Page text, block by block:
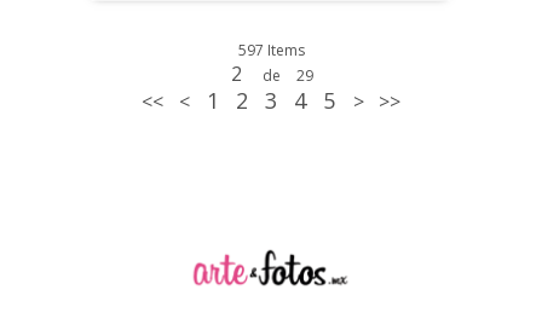
597 Items
2 de 29
<< < 1 2 3 4 5 > >>